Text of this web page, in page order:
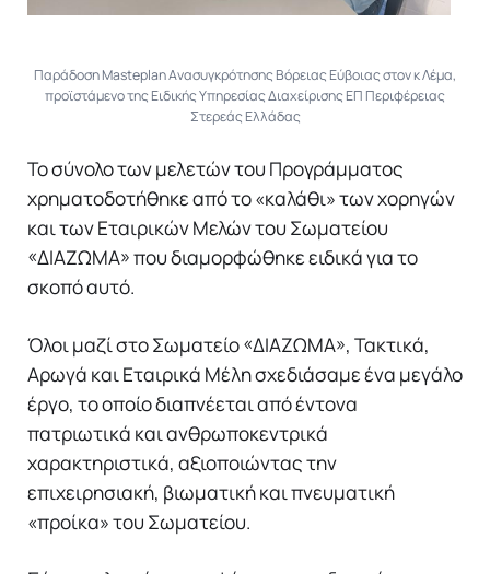
Παράδοση Masteplan Ανασυγκρότησης Βόρειας Εύβοιας στον κ Λέμα,
προϊστάμενο της Ειδικής Υπηρεσίας Διαχείρισης ΕΠ Περιφέρειας
Στερεάς Ελλάδας
Το σύνολο των μελετών του Προγράμματος
χρηματοδοτήθηκε από το «καλάθι» των χορηγών
και των Εταιρικών Μελών του Σωματείου
«ΔΙΑΖΩΜΑ» που διαμορφώθηκε ειδικά για το
σκοπό αυτό.
Όλοι μαζί στο Σωματείο «ΔΙΑΖΩΜΑ», Τακτικά,
Αρωγά και Εταιρικά Μέλη σχεδιάσαμε ένα μεγάλο
έργο, το οποίο διαπνέεται από έντονα
πατριωτικά και ανθρωποκεντρικά
χαρακτηριστικά, αξιοποιώντας την
επιχειρησιακή, βιωματική και πνευματική
«προίκα» του Σωματείου.